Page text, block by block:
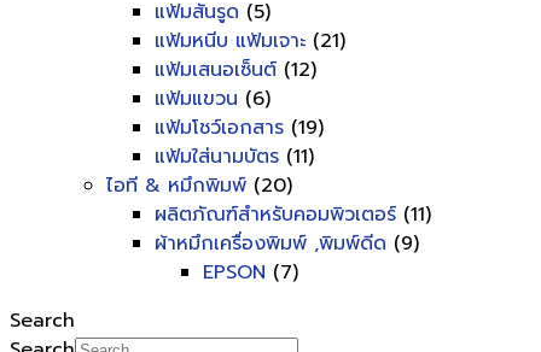
แฟ้มสันรูด (5)
แฟ้มหนีบ แฟ้มเจาะ (21)
แฟ้มเสนอเซ็นต์ (12)
แฟ้มแขวน (6)
แฟ้มโชว์เอกสาร (19)
แฟ้มใส่นามบัตร (11)
ไอที & หมึกพิมพ์ (20)
ผลิตภัณฑ์สำหรับคอมพิวเตอร์ (11)
ผ้าหมึกเครื่องพิมพ์ ,พิมพ์ดีด (9)
EPSON (7)
Search